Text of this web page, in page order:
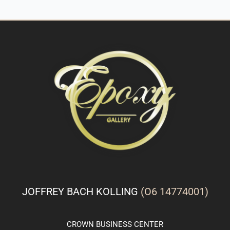
JOFFREY BACH KOLLING (O6 14774001)
CROWN BUSINESS CENTER